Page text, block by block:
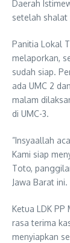
Daerah
setelah shalat
Panitia Lokal
melaporkan,
sudah siap.
ada UMC 2
malam
di UMC-3.
”Insyaallah
Kami siap
Toto,
Jawa Barat ini.
Ketua LDK PP
rasa terima
menyiapkan